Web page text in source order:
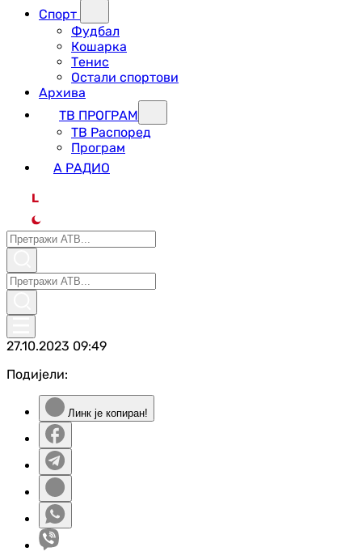
Спорт
Фудбал
Кошарка
Тенис
Остали спортови
Архива
ТВ ПРОГРАМ
ТВ Распоред
Програм
А РАДИО
L
27.10.2023 09:49
Подијели:
Линк је копиран!